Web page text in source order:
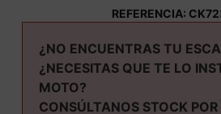
REFERENCIA:
¿NO ENCUENTRAS TU
¿NECESITAS QUE TE LO
MOTO?
CONSÚLTANOS STOCK